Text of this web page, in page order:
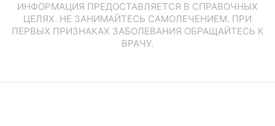
ИНФОРМАЦИЯ ПРЕДОСТАВЛЯЕТСЯ В СПРАВОЧНЫХ
ЦЕЛЯХ. НЕ ЗАНИМАЙТЕСЬ САМОЛЕЧЕНИЕМ. ПРИ
ПЕРВЫХ ПРИЗНАКАХ ЗАБОЛЕВАНИЯ ОБРАЩАЙТЕСЬ К
ВРАЧУ.